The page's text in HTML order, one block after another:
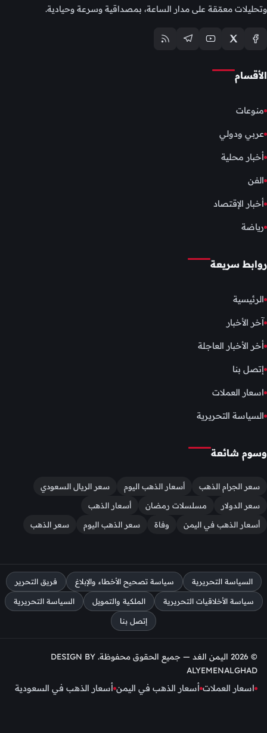
وتحليلات معمّقة على مدار الساعة، بمصداقية وسرعة وحيادية.
الأقسام
منوعات
عربي ودولي
أخبار محلية
الفن
أخبار الإقتصاد
رياضة
روابط سريعة
الرئيسية
آخر الأخبار
أخر الأخبار العاجلة
إتصل بنا
اسعار العملات
السياسة التحريرية
وسوم شائعة
سعر الجرام الذهب أسعار الذهب اليوم
سعر الريال السعودي
سعر الدولار
مسلسلات رمضان
أسعار الذهب
أسعار الذهب في اليمن
وفاة سعر الذهب اليوم سعر الذهب
السياسة التحريرية سياسة تصحيح الأخطاء والإبلاغ فريق التحرير
سياسة الأخلاقيات التحريرية الملكية والتمويل السياسة التحريرية
إتصل بنا
© 2026 اليمن الغد — جميع الحقوق محفوظة. DESIGN BY
ALYEMENALGHAD
اسعار العملات أسعار الذهب في اليمن أسعار الذهب في السعودية